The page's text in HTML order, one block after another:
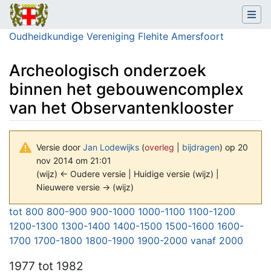
Oudheidkundige Vereniging Flehite Amersfoort
Archeologisch onderzoek
binnen het gebouwencomplex
van het Observantenklooster
Versie door Jan Lodewijks (overleg bijdragen) op 20
nov 2014 om 21:01
(wijz) ← Oudere versie | Huidige versie (wijz) |
Nieuwere versie → (wijz)
Ga naar: navigatie ,zoeken
tot 800 800-900 900-1000 1000-1100 1100-1200
1200-1300 1300-1400 1400-1500 1500-1600 1600-
1700 1700-1800 1800-1900 1900-2000 vanaf 2000
1977 tot 1982